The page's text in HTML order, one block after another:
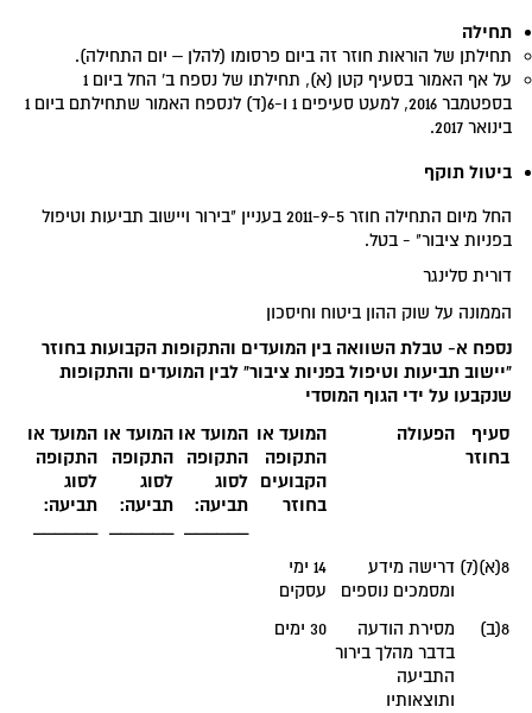
תחילה
תחילתן של הוראות חוזר זה ביום פרסומו (להלן – יום התחילה).
על אף האמור בסעיף קטן (א), תחילתו של נספח ב' החל ביום 1
בספטמבר 2016, למעט סעיפים 1 ו-6(ד) לנספח האמור שתחילתם ביום 1
בינואר 2017.
ביטול תוקף
החל מיום התחילה חוזר 2011-9-5 בעניין "בירור ויישוב תביעות וטיפול
בפניות ציבור" - בטל.
דורית סלינגר
הממונה על שוק ההון ביטוח וחיסכון
נספח א- טבלת השוואה בין המועדים והתקופות הקבועות בחוזר
"יישוב תביעות וטיפול בפניות ציבור" לבין המועדים והתקופות
שנקבעו על ידי הגוף המוסדי
סעיף
בחוזר
הפעולה
המועד או
התקופה
הקבועים
בחוזר
המועד או
התקופה
לסוג
תביעה:
______
המועד או
התקופה
לסוג
תביעה:
______
המועד או
התקופה
לסוג
תביעה:
______
8(א)(7)
דרישה מידע
ומסמכים נוספים
14 ימי
עסקים
8(ב)
מסירת הודעה
בדבר מהלך בירור
התביעה
ותוצאותיו
30 ימים